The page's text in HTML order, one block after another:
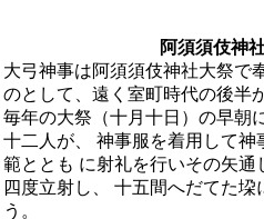
阿須須伎神
大弓神事は阿須須伎神社大祭で
のとして、遠く室町時代の後半
毎年の大祭（十月十日）の早朝
十二人が、 神事服を着用して
範ととも に射礼を行いその矢通
四度立射し、 十五間へだてた
う。